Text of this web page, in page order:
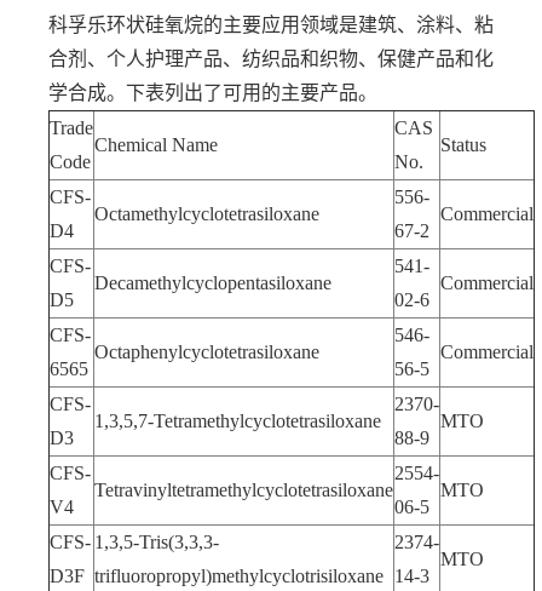
科孚乐环状硅氧烷的主要应用领域是建筑、涂料、粘
合剂、个人护理产品、纺织品和织物、保健产品和化
学合成。下表列出了可用的主要产品。
Trade
Code
Chemical Name
CAS
No.
Status
CFS-
D4
Octamethylcyclotetrasiloxane
556-
67-2
Commercial
CFS-
D5
Decamethylcyclopentasiloxane
541-
02-6
Commercial
CFS-
6565
Octaphenylcyclotetrasiloxane
546-
56-5
Commercial
CFS-
D3
1,3,5,7-Tetramethylcyclotetrasiloxane
2370-
88-9
MTO
CFS-
V4
Tetravinyltetramethylcyclotetrasiloxane
2554-
06-5
MTO
CFS-
D3F
1,3,5-Tris(3,3,3-
trifluoropropyl)methylcyclotrisiloxane
2374-
14-3
MTO